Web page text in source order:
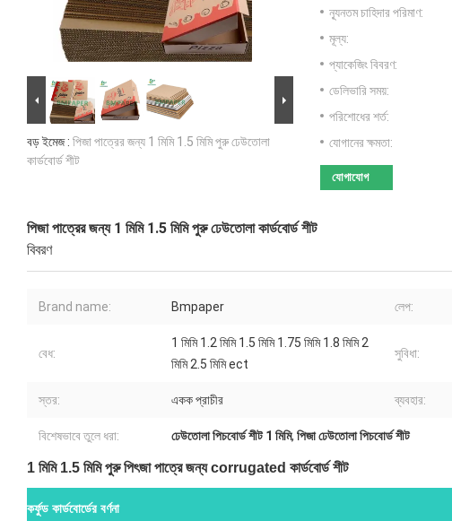
বড় ইমেজ : পিজা পাত্রের জন্য 1 মিমি 1.5 মিমি পুরু ঢেউতোলা
কার্ডবোর্ড শীট
ন্যূনতম চাহিদার পরিমাণ:
মূল্য:
প্যাকেজিং বিবরণ:
ডেলিভারি সময়:
পরিশোধের শর্ত:
যোগানের ক্ষমতা:
যোগাযোগ
পিজা পাত্রের জন্য 1 মিমি 1.5 মিমি পুরু ঢেউতোলা কার্ডবোর্ড শীট
বিবরণ
Brand name: Bmpaper লেপ:
বেধ:
1 মিমি 1.2 মিমি 1.5 মিমি 1.75 মিমি 1.8 মিমি 2
মিমি 2.5 মিমি ect
সুবিধা:
স্তর: একক প্রাচীর ব্যবহার:
বিশেষভাবে তুলে ধরা: ঢেউতোলা পিচবোর্ড শীট 1 মিমি, পিজা ঢেউতোলা পিচবোর্ড শীট
1 মিমি 1.5 মিমি পুরু পিৎজা পাত্রে জন্য corrugated কার্ডবোর্ড শীট
কর্ফুড কার্ডবোর্ডের বর্ণনা